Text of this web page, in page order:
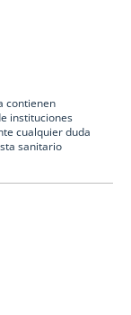
contienen
instituciones
cualquier duda
sanitario